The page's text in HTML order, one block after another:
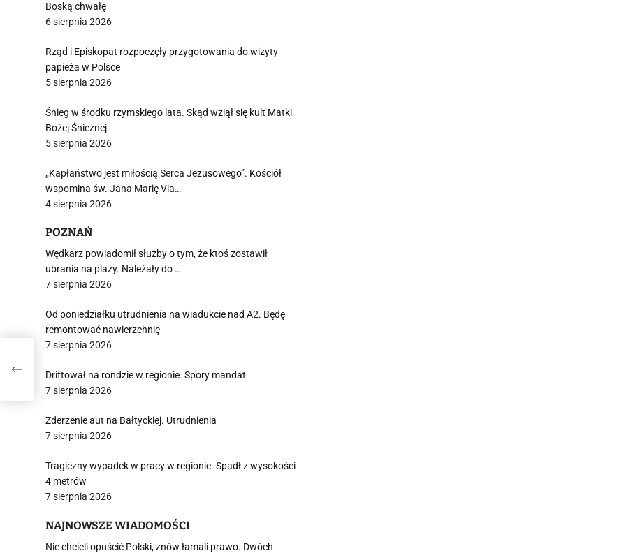
Boską chwałę
6 sierpnia 2026
Rząd i Episkopat rozpoczęły przygotowania do wizyty
papieża w Polsce
5 sierpnia 2026
Śnieg w środku rzymskiego lata. Skąd wziął się kult Matki
Bożej Śnieżnej
5 sierpnia 2026
„Kapłaństwo jest miłością Serca Jezusowego”. Kościół
wspomina św. Jana Marię Via…
4 sierpnia 2026
POZNAŃ
Wędkarz powiadomił służby o tym, że ktoś zostawił
ubrania na plaży. Należały do …
7 sierpnia 2026
Od poniedziałku utrudnienia na wiadukcie nad A2. Będę
remontować nawierzchnię
7 sierpnia 2026
Driftował na rondzie w regionie. Spory mandat
7 sierpnia 2026
Zderzenie aut na Bałtyckiej. Utrudnienia
7 sierpnia 2026
Tragiczny wypadek w pracy w regionie. Spadł z wysokości
4 metrów
7 sierpnia 2026
NAJNOWSZE WIADOMOŚCI
Nie chcieli opuścić Polski, znów łamali prawo. Dwóch